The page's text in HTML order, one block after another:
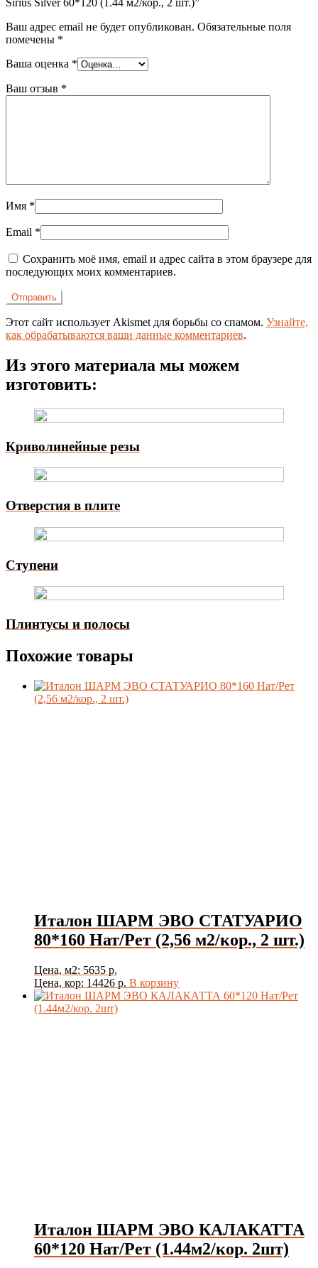
Sirius Silver 60*120 (1.44 м2/кор., 2 шт.)”
Ваш адрес email не будет опубликован. Обязательные поля
помечены *
Ваша оценка *
Ваш отзыв *
Имя *
Email *
Сохранить моё имя, email и адрес сайта в этом браузере для
последующих моих комментариев.
Этот сайт использует Akismet для борьбы со спамом. Узнайте,
как обрабатываются ваши данные комментариев.
Из этого материала мы можем
изготовить:
Криволинейные резы
Отверстия в плите
Ступени
Плинтусы и полосы
Похожие товары
Италон ШАРМ ЭВО СТАТУАРИО
80*160 Нат/Рет (2,56 м2/кор., 2 шт.)
Цена, м2: 5635 р.
Цена, кор: 14426 р. В корзину
Италон ШАРМ ЭВО КАЛАКАТТА
60*120 Нат/Рет (1.44м2/кор. 2шт)